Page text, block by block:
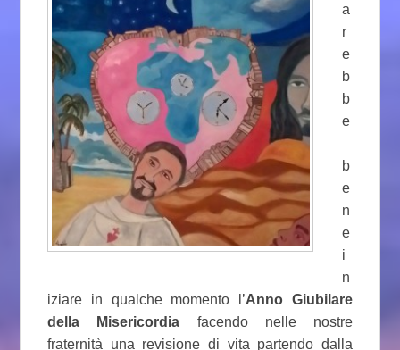
a
r
e
b
b
e
b
e
n
e
i
n
iziare in qualche momento l’Anno Giubilare
della Misericordia facendo nelle nostre
fraternità una revisione di vita partendo dalla